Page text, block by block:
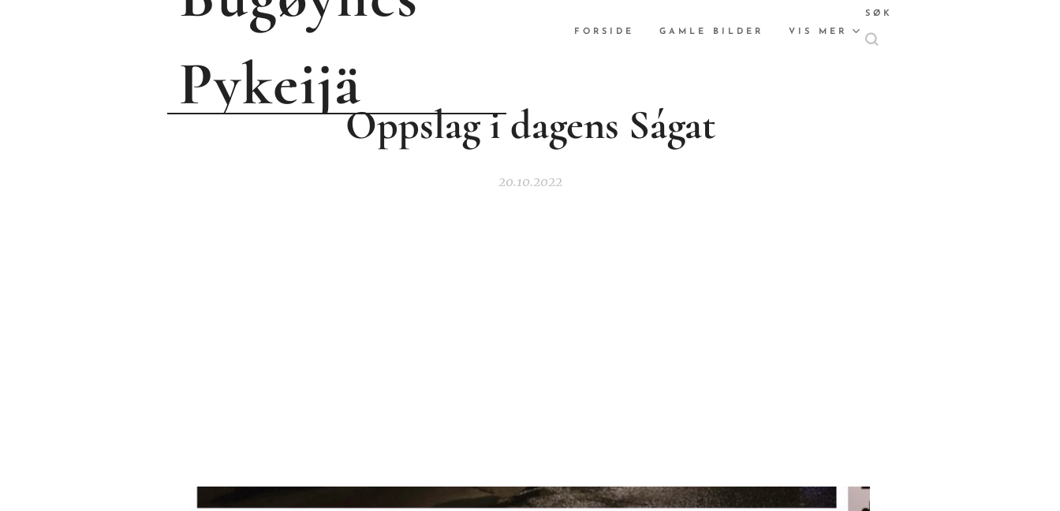
Pykeijä
FORSIDE GAMLE BILDER VIS MER
SØK
Oppslag i dagens Ságat
20.10.2022